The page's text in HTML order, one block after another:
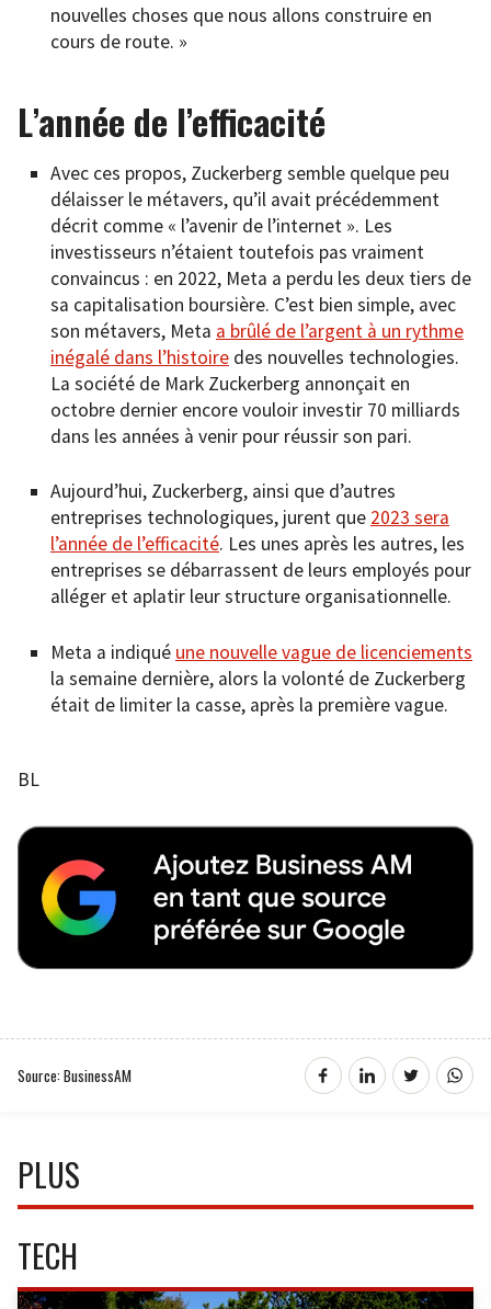
nouvelles choses que nous allons construire en
cours de route. »
L’année de l’efficacité
Avec ces propos, Zuckerberg semble quelque peu
délaisser le métavers, qu’il avait précédemment
décrit comme « l’avenir de l’internet ». Les
investisseurs n’étaient toutefois pas vraiment
convaincus : en 2022, Meta a perdu les deux tiers de
sa capitalisation boursière. C’est bien simple, avec
son métavers, Meta a brûlé de l’argent à un rythme
inégalé dans l’histoire des nouvelles technologies.
La société de Mark Zuckerberg annonçait en
octobre dernier encore vouloir investir 70 milliards
dans les années à venir pour réussir son pari.
Aujourd’hui, Zuckerberg, ainsi que d’autres
entreprises technologiques, jurent que 2023 sera
l’année de l’efficacité. Les unes après les autres, les
entreprises se débarrassent de leurs employés pour
alléger et aplatir leur structure organisationnelle.
Meta a indiqué une nouvelle vague de licenciements
la semaine dernière, alors la volonté de Zuckerberg
était de limiter la casse, après la première vague.
BL
Source: BusinessAM
PLUS
TECH